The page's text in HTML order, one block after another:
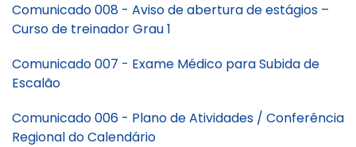
Comunicado 008 - Aviso de abertura de estágios –
Curso de treinador Grau 1
Comunicado 007 - Exame Médico para Subida de
Escalão
Comunicado 006 - Plano de Atividades / Conferência
Regional do Calendário